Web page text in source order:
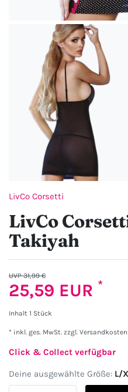
LivCo Corsetti
LivCo
Takiyah
UVP 31,99 €
25,59 EUR *
Inhalt 1 Stück
* inkl. ges. MwSt. zzgl. Versandkosten
Click & Collect verfügbar
Deine ausgewählte Größe: L/